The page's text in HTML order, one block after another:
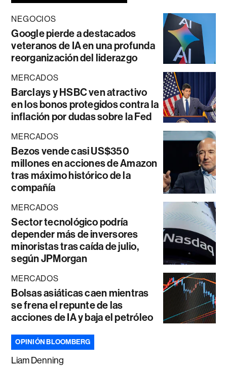
NEGOCIOS
Google pierde a destacados
veteranos de IA en una profunda
reorganización del liderazgo
MERCADOS
Barclays y HSBC ven atractivo
en los bonos protegidos contra la
inflación por dudas sobre la Fed
MERCADOS
Bezos vende casi US$350
millones en acciones de Amazon
tras máximo histórico de la
compañía
MERCADOS
Sector tecnológico podría
depender más de inversores
minoristas tras caída de julio,
según JPMorgan
MERCADOS
Bolsas asiáticas caen mientras
se frena el repunte de las
acciones de IA y baja el petróleo
OPINIÓN BLOOMBERG
Liam Denning